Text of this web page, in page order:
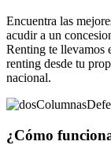
Encuentra las
acudir a un
Renting te llevamos
renting desde tu
nacional.
¿Cómo